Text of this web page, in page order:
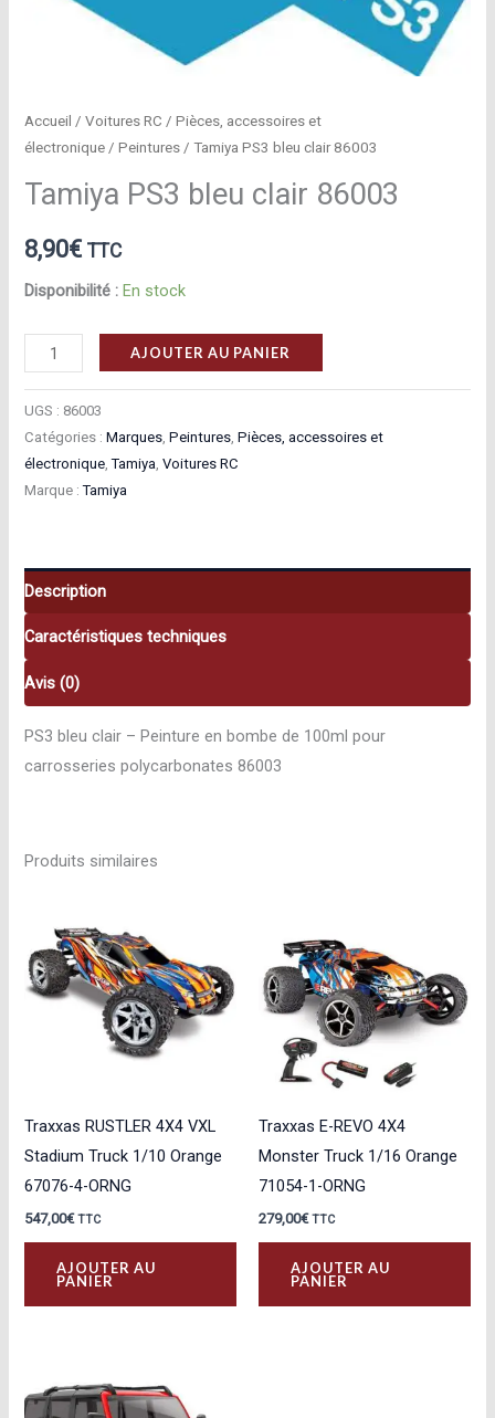
Accueil /Voitures RC /Pièces, accessoires et
électronique /Peintures / Tamiya PS3 bleu clair 86003
Tamiya PS3 bleu clair 86003
8,90€ TTC
Disponibilité : En stock
quantité
de
Tamiya
PS3
bleu
clair
AJOUTER AU PANIER
UGS : 86003
Catégories :Marques ,Peintures ,Pièces, accessoires et
électronique ,Tamiya ,Voitures RC
Marque :Tamiya
Description
Caractéristiques techniques
Avis (0)
PS3 bleu clair – Peinture en bombe de 100ml pour
carrosseries polycarbonates 86003
Produits similaires
Traxxas RUSTLER 4X4 VXL
Stadium Truck 1/10 Orange
67076-4-ORNG
547,00€ TTC
AJOUTER AU
PANIER
Traxxas E-REVO 4X4
Monster Truck 1/16 Orange
71054-1-ORNG
279,00€ TTC
AJOUTER AU
PANIER